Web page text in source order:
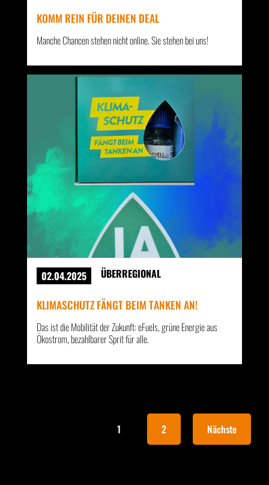
KOMM REIN FÜR DEINEN DEAL
Manche Chancen stehen nicht online. Sie stehen bei uns!
02.04.2025 ÜBERREGIONAL
KLIMASCHUTZ FÄNGT BEIM TANKEN AN!
Das ist die Mobilität der Zukunft: eFuels, grüne Energie aus
Ökostrom, bezahlbarer Sprit für alle.
1 2 Nächste